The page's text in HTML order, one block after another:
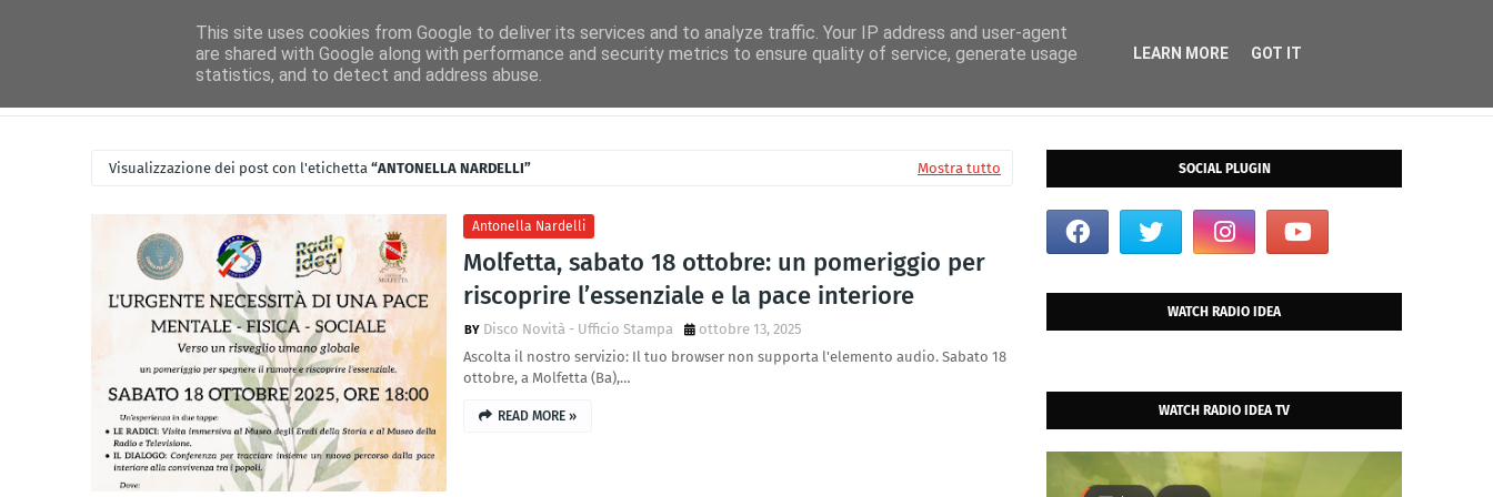
Visualizzazione dei post con l'etichetta ANTONELLA NARDELLI Mostra tutto
Antonella Nardelli
Molfetta, sabato 18 ottobre: un pomeriggio per
riscoprire l’essenziale e la pace interiore
Disco Novità - Ufficio Stampa
ottobre 13, 2025
Ascolta il nostro servizio: Il tuo browser non supporta l'elemento audio. Sabato 18
ottobre, a Molfetta (Ba),…
READ MORE »
SOCIAL PLUGIN
WATCH RADIO IDEA
WATCH RADIO IDEA TV
This site uses cookies from Google to deliver its services and to analyze traffic. Your IP address and user-agent
are shared with Google along with performance and security metrics to ensure quality of service, generate usage
statistics, and to detect and address abuse.
LEARN MORE GOT IT